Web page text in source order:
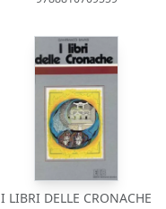
I LIBRI DELLE CRONACHE